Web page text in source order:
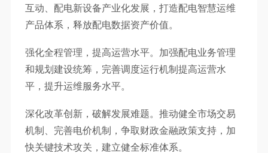
互动、配电新设备产业化发展，打造配电智慧运维
产品体系，释放配电数据资产价值。
强化全程管理，提高运营水平。加强配电业务管理
和规划建设统筹，完善调度运行机制提高运营水
平，提升运维服务水平。
深化改革创新，破解发展难题。推动健全市场交易
机制、完善电价机制，争取财政金融政策支持，加
快关键技术攻关，建立健全标准体系。